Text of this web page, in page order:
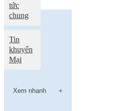
tức
chung
Tin
khuyến
Mại
Xem nhanh